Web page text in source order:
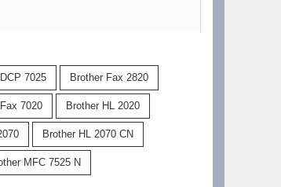
7025 Brother Fax 2820
7020 Brother HL 2020
Brother HL 2070 CN
MFC 7525 N